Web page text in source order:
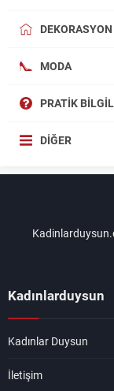
DEKORASYON
MODA
PRATIK
DIĞER
Kadınlarduysun
Kadınlar Duysun
İletişim